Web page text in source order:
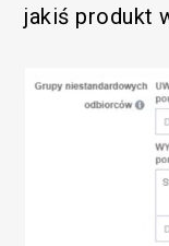
jakiś produkt